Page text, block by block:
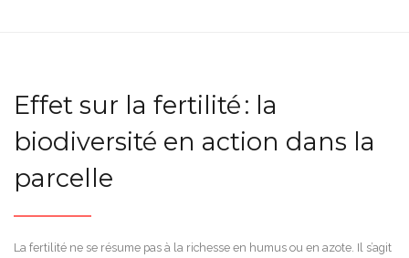
Effet sur la fertilité : la
biodiversité en action dans la
parcelle
La fertilité ne se résume pas à la richesse en humus ou en azote. Il s’agit